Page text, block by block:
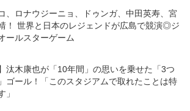
順調に回
乗り！
、ロナウジーニョ、ドゥンガ、中田英寿、宮
！ 世界と日本のレジェンドが広島で競演◎ジ
ールスターゲーム
】汰木康也が「10年間」の思いを乗せた「3つ
ゴール！「このスタジアムで取れたことは特
」